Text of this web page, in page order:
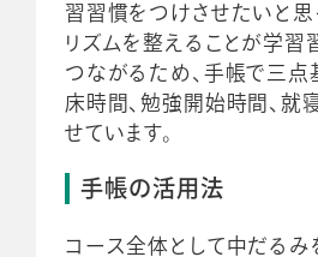
習習慣をつけさせたいと思
リズムを整えることが学習
つながるため、手帳で三点
床時間、勉強開始時間、就
せています。
手帳の活用法
コース全体として中だるみ